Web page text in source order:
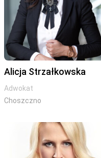
Alicja Strzałkowska
Adwokat
Choszczno